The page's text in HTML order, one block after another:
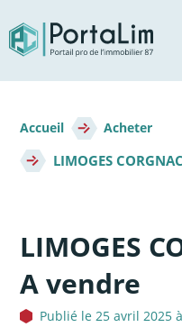
directement
au
contenu
d'Ariane
Accueil Acheter
LIMOGES
LIMOGES
A vendre
Publié le 25 avril 2025